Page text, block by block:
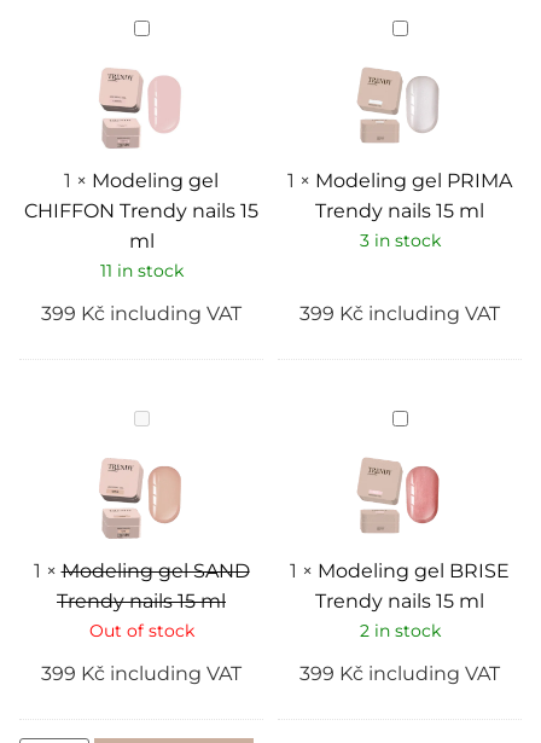
Modeling
gel
Trendy
nails
15
ml
1 × Modeling gel
CHIFFON Trendy nails 15
ml
11 in stock
399 Kč including VAT
Modeling
gel
Trendy
nails
15
ml
1 × Modeling gel PRIMA
Trendy nails 15 ml
3 in stock
399 Kč including VAT
Modeling
gel
Trendy
nails
15
ml
1 ×Modeling gel SAND
Trendy nails 15 ml
Out of stock
399 Kč including VAT
Modeling
gel
Trendy
nails
15
ml
1 × Modeling gel BRISE
Trendy nails 15 ml
2 in stock
399 Kč including VAT